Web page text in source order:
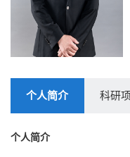
个人简介 科研
个人简介